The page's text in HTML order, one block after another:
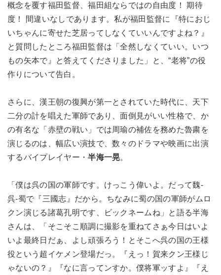
概念を覆す福田監督、福田組ならではの自由度！ 期待
度！ 間違いなしであります。私が福田監督に『特におじ
いちゃんに寄せた芝居ってしなくていいんですよね？』
と質問したところ福田監督は「全然しなくていい。いつ
もの矢本で』と答えてくださりました」と、“老将”の役
作りについて告白。
さらに、漢王朝の復興が第一とされていた時代に、天下
二分の計を唱えた軍師であり、面倒見がいい性格で、か
の有名な「赤壁の戦い」では周瑜の補佐を務めた魯粛を
演じるのは、幅広い演技で、数々のドラマや映画に出演
するバイプレイヤー・半海一晃。
「僕は呉の国の軍師です。けっこう偉いよ。だって魏‐
呉‐蜀で『三國志』だから。ちなみに蜀の国の軍師がムロ
クン演じる諸葛孔明です、ビックネームね」と語る半海
さんは、「そこそこ順調に撮影を重ねてさぁ今日はいよ
いよ最終日だぁ、よし頑張ろう！とそこへ呉の国の王様
役という超イケメン登場だっ。『えっ！賀来クン王様じ
ゃないの？』『なに言ってンすか。僕将軍ッすよ』『え